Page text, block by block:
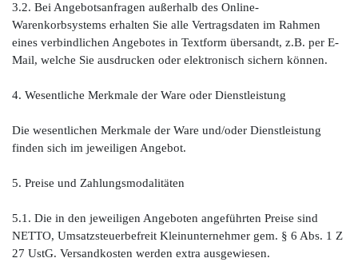
3.2. Bei Angebotsanfragen außerhalb des Online-
Warenkorbsystems erhalten Sie alle Vertragsdaten im Rahmen
eines verbindlichen Angebotes in Textform übersandt, z.B. per E-
Mail, welche Sie ausdrucken oder elektronisch sichern können.
4. Wesentliche Merkmale der Ware oder Dienstleistung
Die wesentlichen Merkmale der Ware und/oder Dienstleistung
finden sich im jeweiligen Angebot.
5. Preise und Zahlungsmodalitäten
5.1. Die in den jeweiligen Angeboten angeführten Preise sind
NETTO, Umsatzsteuerbefreit Kleinunternehmer gem. § 6 Abs. 1 Z
27 UstG. Versandkosten werden extra ausgewiesen.